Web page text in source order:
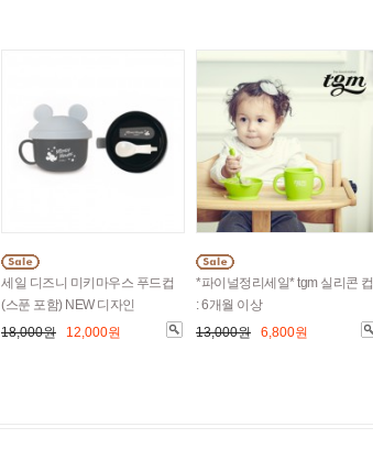
세일 디즈니 미키마우스 푸드컵
(스푼 포함) NEW 디자인
18,000원 12,000원
*파이널정리세일* tgm 실리콘 컵
: 6개월 이상
13,000원 6,800원